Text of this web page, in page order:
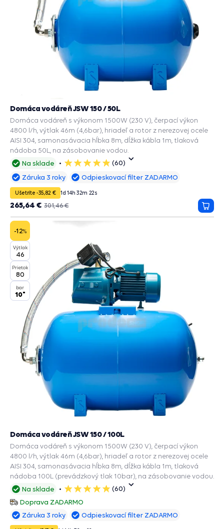
Na sklade
5
hviezdičiek
(60)
Domáca vodáreň JSW 150 / 50L
Domáca vodáreň s výkonom 1500W (230 V), čerpací výkon
4800 l/h, výtlak 46m (4,6bar), hriadeľ a rotor z nerezovej ocele
AISI 304, samonasávacia hĺbka 8m, dĺžka kábla 1m, tlaková
nádoba 50L, na zásobovanie vodou.
Záruka 3 roky Odpieskovací filter ZADARMO
Ušetríte -35,82 € 1d 14h 32m 20s
301,46 €
265,64 €
do
-12%
Výtlak
46
Prietok
80
bar
10"
Na sklade
5
hviezdičiek
(60)
Doprava ZADARMO
Domáca vodáreň JSW 150 / 100L
Domáca vodáreň s výkonom 1500W (230 V), čerpací výkon
4800 l/h, výtlak 46m (4,6bar), hriadeľ a rotor z nerezovej ocele
AISI 304, samonasávacia hĺbka 8m, dĺžka kábla 1m, tlaková
nádoba 100L (prevádzkový tlak 10bar), na zásobovanie vodou.
Záruka 3 roky Odpieskovací filter ZADARMO